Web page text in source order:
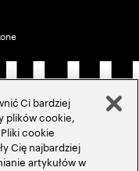
Ci bardziej
plików cookie,
cookie
Cię najbardziej
artykułów w